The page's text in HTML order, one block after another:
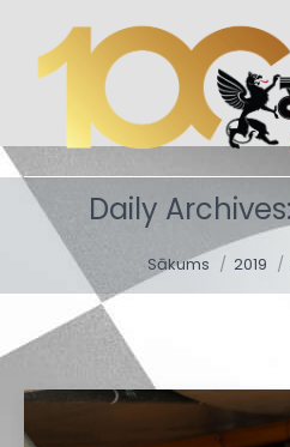
Daily Archives:
You are here:
Sākums 2019